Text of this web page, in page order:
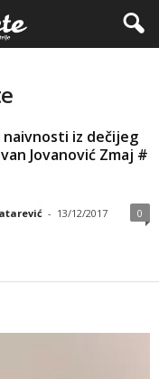
iz dečijeg
Jovanović Zmaj #
- 13/12/2017 0